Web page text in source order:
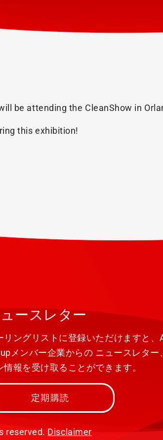
be attending the CleanShow in
this exhibition!
ースレター
リングリストに登録いただけますと
メンバー企業からの ニュースレタ
情報を受け取ることができます。
定期購読
reserved. Disclaimer